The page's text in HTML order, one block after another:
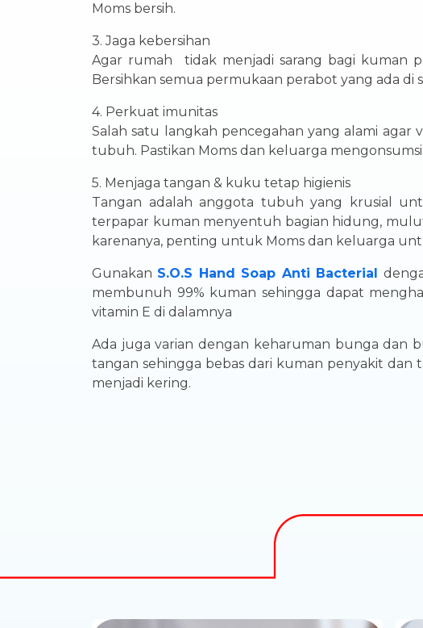
Moms bersih.
3. Jaga kebersihan
Agar rumah tidak menjadi sarang bagi kuman
Bersihkan semua permukaan perabot yang ada
4. Perkuat imunitas
Salah satu langkah pencegahan yang alami
tubuh. Pastikan Moms dan keluarga
5. Menjaga tangan & kuku tetap higienis
Tangan adalah anggota tubuh yang krusial
terpapar kuman menyentuh bagian hidung,
karenanya, penting untuk Moms dan keluarga
Gunakan S.O.S Hand Soap Anti Bacterial
membunuh 99% kuman sehingga dapat
vitamin E di dalamnya
Ada juga varian dengan keharuman bunga dan
tangan sehingga bebas dari kuman penyakit
menjadi kering.